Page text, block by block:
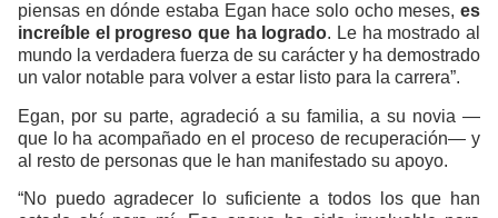
piensas en dónde estaba Egan hace solo ocho meses, es
increíble el progreso que ha logrado. Le ha mostrado al
mundo la verdadera fuerza de su carácter y ha demostrado
un valor notable para volver a estar listo para la carrera”.
Egan, por su parte, agradeció a su familia, a su novia —
que lo ha acompañado en el proceso de recuperación— y
al resto de personas que le han manifestado su apoyo.
“No puedo agradecer lo suficiente a todos los que han